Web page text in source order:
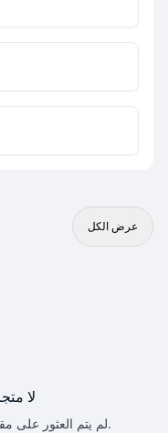
عرض الكل
لا
لم يتم العثور على مقالات مطابقة للبحث الذي تم تحديده.